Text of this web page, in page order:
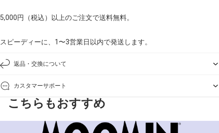
5,000円（税込）以上のご注文で送料無料。
スピーディーに、1〜3営業日以内で発送します。
返品・交換について
カスタマーサポート
こちらもおすすめ